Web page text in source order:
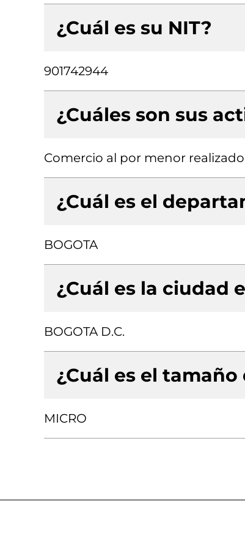
¿Cuál es su NIT?
901742944
¿Cuáles son sus
Comercio al por menor
¿Cuál es el
BOGOTA
¿Cuál es la ciudad
BOGOTA D.C.
¿Cuál es el tamaño
MICRO